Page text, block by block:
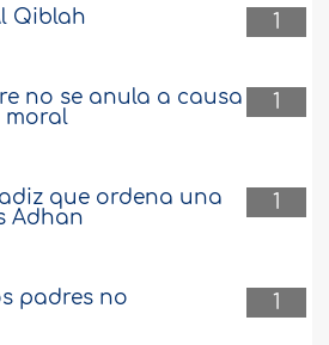
1
Qiblah
1
no se anula a causa
moral
1
que ordena una
Adhan
1
padres no